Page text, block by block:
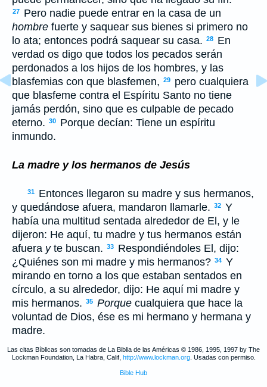
27
Pero nadie puede entrar en la casa de un
hombre fuerte y saquear sus bienes si primero no
lo ata; entonces podrá saquear su casa. 28
En
verdad os digo que todos los pecados serán
perdonados a los hijos de los hombres, y las
blasfemias con que blasfemen, 29
pero cualquiera
que blasfeme contra el Espíritu Santo no tiene
jamás perdón, sino que es culpable de pecado
eterno. 30
Porque decían: Tiene un espíritu
inmundo.
La madre y los hermanos de Jesús
31
Entonces llegaron su madre y sus hermanos,
y quedándose afuera, mandaron llamarle. 32 Y
había una multitud sentada alrededor de El, y le
dijeron: He aquí, tu madre y tus hermanos están
afuera yte buscan. 33
Respondiéndoles El, dijo:
¿Quiénes son mi madre y mis hermanos? 34 Y
mirando en torno a los que estaban sentados en
círculo, a su alrededor, dijo: He aquí mi madre y
mis hermanos. 35 Porque cualquiera que hace la
voluntad de Dios, ése es mi hermano y hermana y
madre.
Las citas Bíblicas son tomadas de La Biblia de las Américas © 1986, 1995, 1997 by The
Lockman Foundation, La Habra, Calif, http://www.lockman.org. Usadas con permiso.
Bible Hub